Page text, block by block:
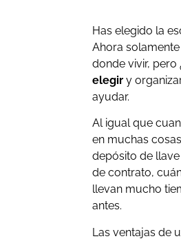
Has elegido la
Ahora
donde vivir, pero
elegir y
ayudar.
Al igual que
en muchas
depósito de
de contrato,
llevan mucho
antes.
Las ventajas de